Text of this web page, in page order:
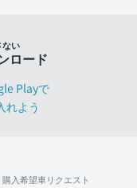
購入希望車リクエスト
ない
ロード